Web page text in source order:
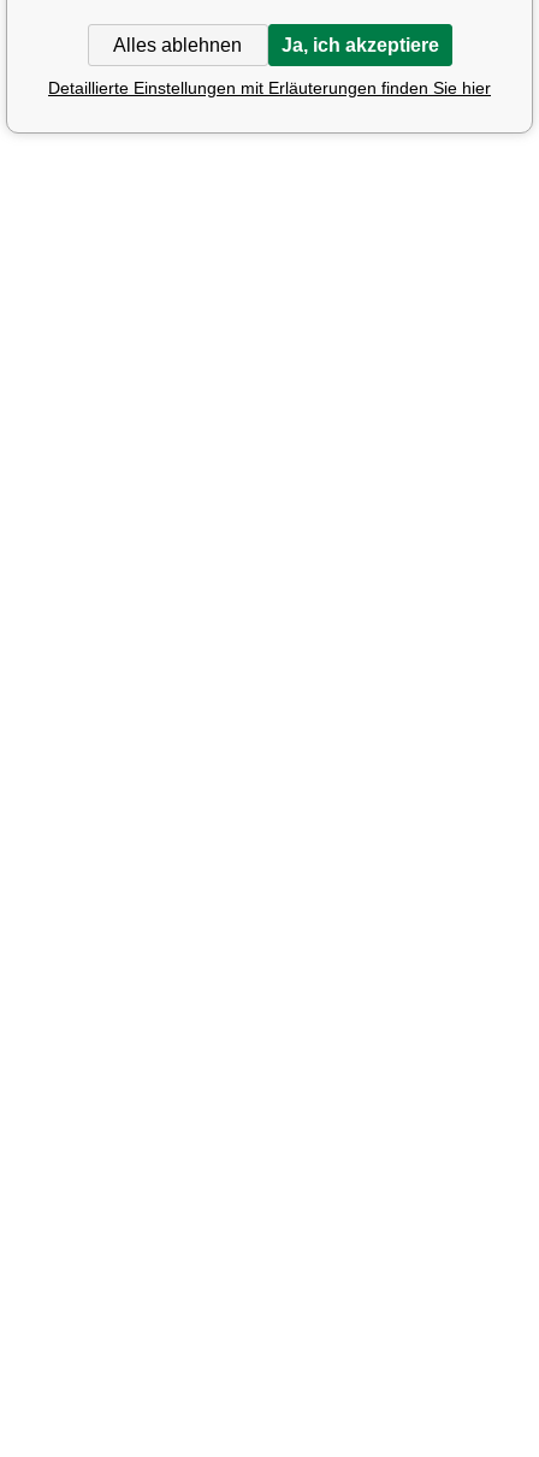
Alles ablehnen Ja, ich akzeptiere
Detaillierte Einstellungen mit Erläuterungen finden Sie hier